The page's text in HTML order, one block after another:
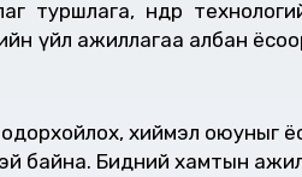
туршлага, өндөр
үйл ажиллагаа албан
тодорхойлох, хиймэл
байна. Бидний хамтын